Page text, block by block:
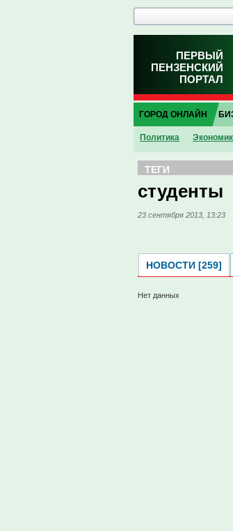
ПЕРВЫЙ
ПЕНЗЕНСКИЙ
ПОРТАЛ
ГОРОД ОНЛАЙН
Политика
ТЕГИ
студенты
23 сентября 2013, 13:23
НОВОСТИ [259]
Нет данных